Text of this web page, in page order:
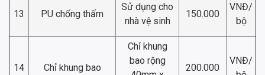
13 PU chống thấm
Sử dụng cho
nhà vệ sinh
150.000
VNĐ/
bộ
14 Chỉ khung bao
Chỉ khung
bao rộng
200.000
VNĐ/